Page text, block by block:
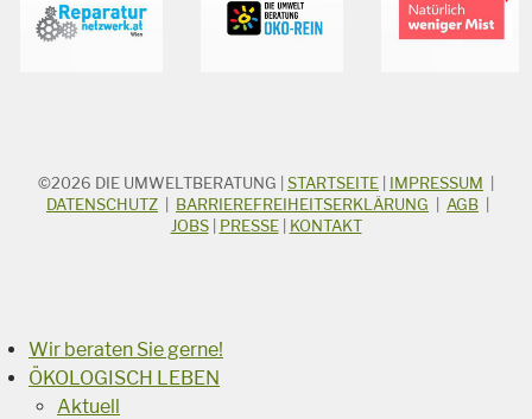
STICHWORTSUCHE
Suchbegriff
©2026 DIE UMWELTBERATUNG STARTSEITE IMPRESSUM
DATENSCHUTZ
BARRIEREFREIHEITSERKLÄRUNG AGB
JOBS| PRESSE| KONTAKT
Wir beraten Sie gerne!
ÖKOLOGISCH LEBEN
Aktuell